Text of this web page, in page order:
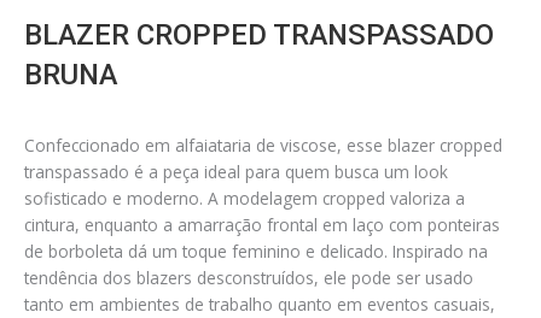
BLAZER CROPPED TRANSPASSADO
BRUNA
Confeccionado em alfaiataria de viscose, esse blazer cropped
transpassado é a peça ideal para quem busca um look
sofisticado e moderno. A modelagem cropped valoriza a
cintura, enquanto a amarração frontal em laço com ponteiras
de borboleta dá um toque feminino e delicado. Inspirado na
tendência dos blazers desconstruídos, ele pode ser usado
tanto em ambientes de trabalho quanto em eventos casuais,